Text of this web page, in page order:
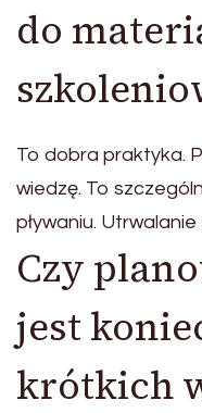
do
To dobra praktyka.
wiedzę. To
pływaniu.
Czy
jest
krótkich